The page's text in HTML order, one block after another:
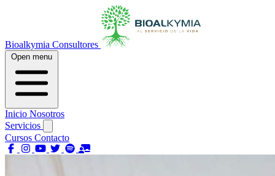
Bioalkymia Consultores
Open menu
Inicio Nosotros
Servicios
Cursos Contacto